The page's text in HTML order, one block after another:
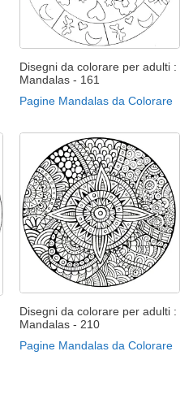
Disegni da colorare per adulti :
Mandalas - 161
Pagine Mandalas da Colorare
Disegni da colorare per adulti :
Mandalas - 210
Pagine Mandalas da Colorare